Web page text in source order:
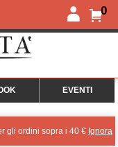
0
EVENTI
gli ordini sopra i 40 € Ignora